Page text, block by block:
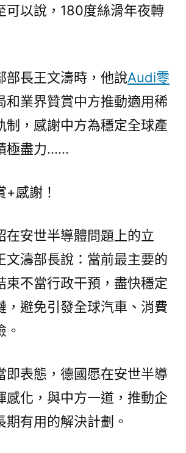
可以說，180度絲滑年夜轉
部長王文濤時，他說Audi零
和業界贊賞中方推動適用稀
制，感謝中方為穩定全球產
極盡力……
+感謝！
在安世半導體問題上的立
文濤部長說：當前最主要的
束不當行政干預，盡快穩定
，避免引發全球汽車、消費
。
即表態，德國愿在安世半導
感化，與中方一道，推動企
期有用的解決計劃。